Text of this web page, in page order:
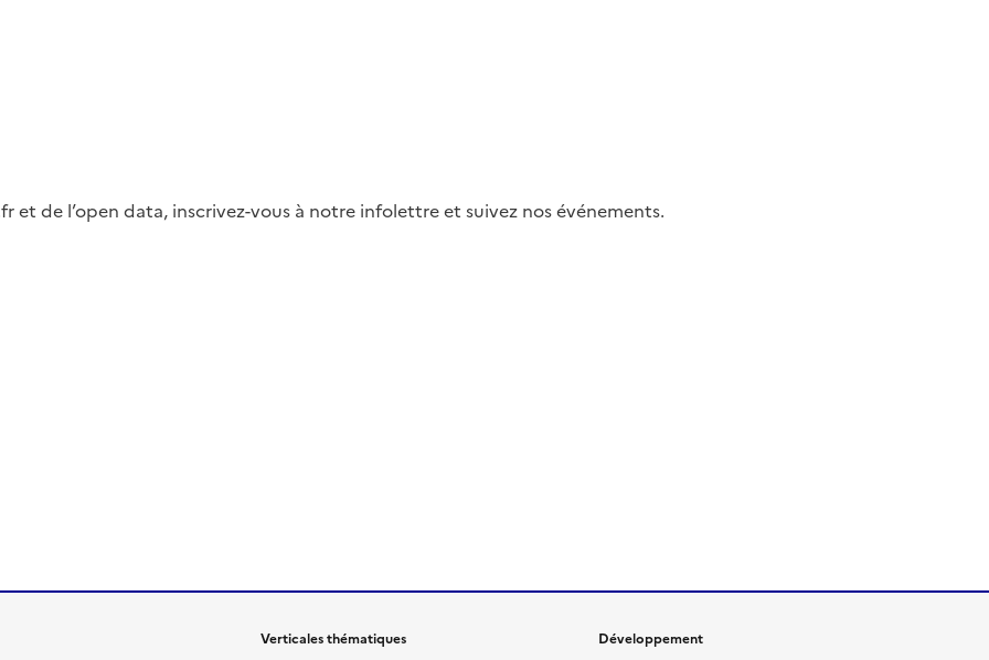
et de l’open data, inscrivez-vous à notre infolettre et suivez nos événements.
Verticales thématiques Développement